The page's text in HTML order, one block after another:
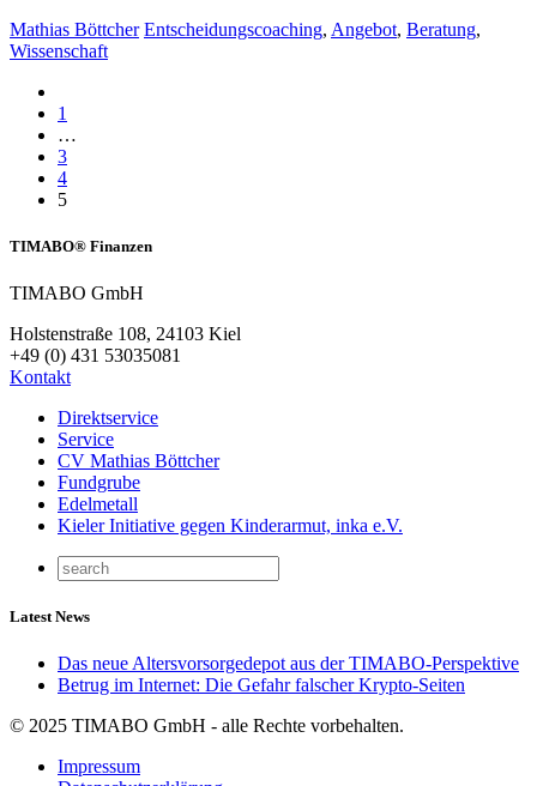
Mathias Böttcher Entscheidungscoaching, Angebot, Beratung,
Wissenschaft
1
…
3
4
5
TIMABO® Finanzen
TIMABO GmbH
Holstenstraße 108, 24103 Kiel
+49 (0) 431 53035081
Kontakt
Direktservice
Service
CV Mathias Böttcher
Fundgrube
Edelmetall
Kieler Initiative gegen Kinderarmut, inka e.V.
Latest News
Das neue Altersvorsorgedepot aus der TIMABO-Perspektive
Betrug im Internet: Die Gefahr falscher Krypto-Seiten
© 2025 TIMABO GmbH - alle Rechte vorbehalten.
Impressum